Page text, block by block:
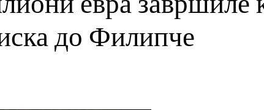
до Филипче